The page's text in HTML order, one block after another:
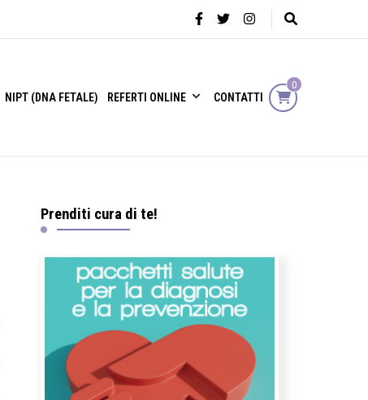
NIPT (DNA FETALE) REFERTI ONLINE CONTATTI
0
Prenditi cura di te!